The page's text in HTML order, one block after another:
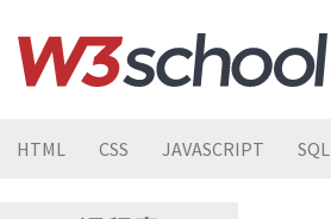
HTML CSS JAVASCRIPT SQL
HTML 画布